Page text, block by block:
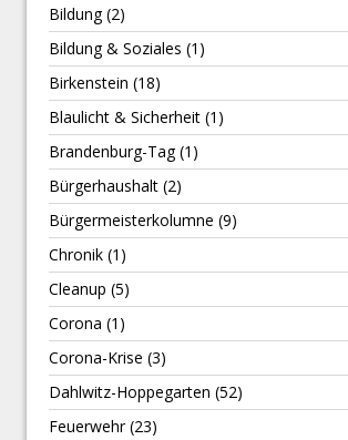
Bildung(2)
Bildung & Soziales (1)
Birkenstein (18)
Blaulicht & Sicherheit (1)
Brandenburg-Tag(1)
Bürgerhaushalt (2)
Bürgermeisterkolumne (9)
Chronik (1)
Cleanup (5)
Corona (1)
Corona-Krise (3)
Dahlwitz-Hoppegarten (52)
Feuerwehr(23)